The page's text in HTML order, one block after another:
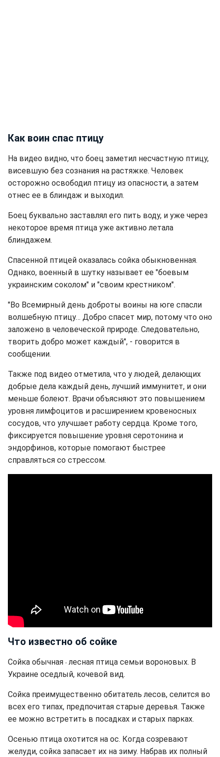
Как воин спас птицу
На видео видно, что боец заметил несчастную птицу,
висевшую без сознания на растяжке. Человек
осторожно освободил птицу из опасности, а затем
отнес ее в блиндаж и выходил.
Боец буквально заставлял его пить воду, и уже через
некоторое время птица уже активно летала
блиндажем.
Спасенной птицей оказалась сойка обыкновенная.
Однако, военный в шутку называет ее "боевым
украинским соколом" и "своим крестником".
"Во Всемирный день доброты воины на юге спасли
волшебную птицу… Добро спасет мир, потому что оно
заложено в человеческой природе. Следовательно,
творить добро может каждый", - говорится в
сообщении.
Также под видео отметила, что у людей, делающих
добрые дела каждый день, лучший иммунитет, и они
меньше болеют. Врачи объясняют это повышением
уровня лимфоцитов и расширением кровеносных
сосудов, что улучшает работу сердца. Кроме того,
фиксируется повышение уровня серотонина и
эндорфинов, которые помогают быстрее
справляться со стрессом.
Что известно об сойке
Сойка обычная - лесная птица семьи вороновых. В
Украине оседлый, кочевой вид.
Сойка преимущественно обитатель лесов, селится во
всех его типах, предпочитая старые деревья. Также
ее можно встретить в посадках и старых парках.
Осенью птица охотится на ос. Когда созревают
желуди, сойка запасает их на зиму. Набрав их полный